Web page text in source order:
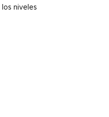
niveles